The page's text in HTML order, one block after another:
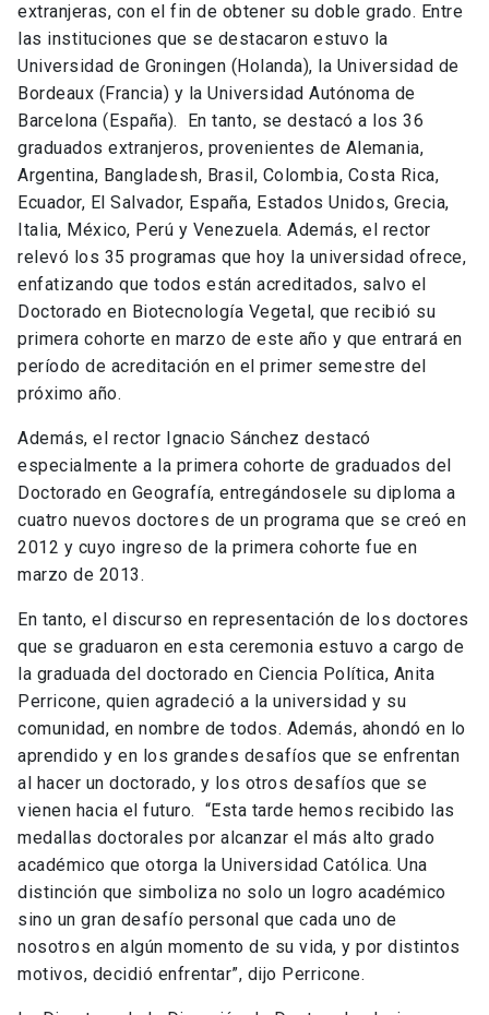
extranjeras, con el fin de obtener su doble grado. Entre
las instituciones que se destacaron estuvo la
Universidad de Groningen (Holanda), la Universidad de
Bordeaux (Francia) y la Universidad Autónoma de
Barcelona (España). En tanto, se destacó a los 36
graduados extranjeros, provenientes de Alemania,
Argentina, Bangladesh, Brasil, Colombia, Costa Rica,
Ecuador, El Salvador, España, Estados Unidos, Grecia,
Italia, México, Perú y Venezuela. Además, el rector
relevó los 35 programas que hoy la universidad ofrece,
enfatizando que todos están acreditados, salvo el
Doctorado en Biotecnología Vegetal, que recibió su
primera cohorte en marzo de este año y que entrará en
período de acreditación en el primer semestre del
próximo año.
Además, el rector Ignacio Sánchez destacó
especialmente a la primera cohorte de graduados del
Doctorado en Geografía, entregándosele su diploma a
cuatro nuevos doctores de un programa que se creó en
2012 y cuyo ingreso de la primera cohorte fue en
marzo de 2013.
En tanto, el discurso en representación de los doctores
que se graduaron en esta ceremonia estuvo a cargo de
la graduada del doctorado en Ciencia Política, Anita
Perricone, quien agradeció a la universidad y su
comunidad, en nombre de todos. Además, ahondó en lo
aprendido y en los grandes desafíos que se enfrentan
al hacer un doctorado, y los otros desafíos que se
vienen hacia el futuro. “Esta tarde hemos recibido las
medallas doctorales por alcanzar el más alto grado
académico que otorga la Universidad Católica. Una
distinción que simboliza no solo un logro académico
sino un gran desafío personal que cada uno de
nosotros en algún momento de su vida, y por distintos
motivos, decidió enfrentar”, dijo Perricone.